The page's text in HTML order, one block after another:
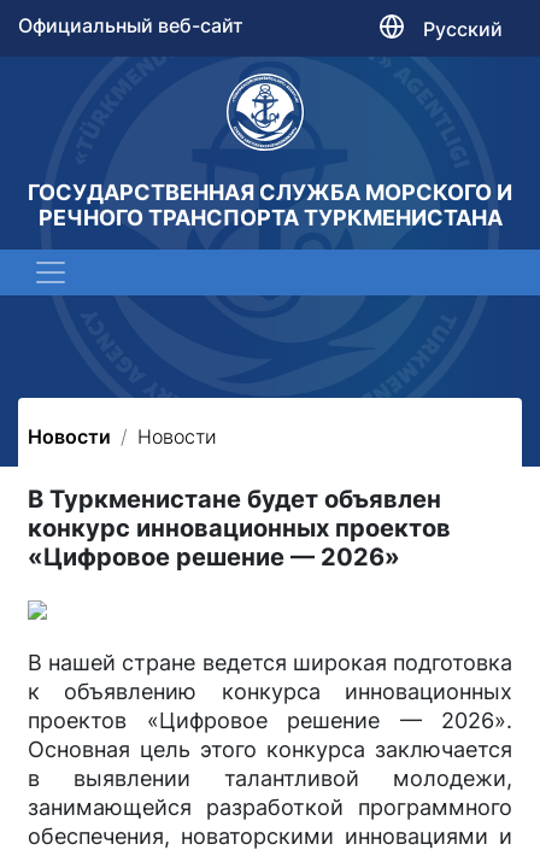
Официальный веб-сайт Русский
ГОСУДАРСТВЕННАЯ СЛУЖБА МОРСКОГО И
РЕЧНОГО ТРАНСПОРТА ТУРКМЕНИСТАНА
Новости Новости
В Туркменистане будет объявлен
конкурс инновационных проектов
«Цифровое решение — 2026»
В нашей стране ведется широкая подготовка
к объявлению конкурса инновационных
проектов «Цифровое решение — 2026».
Основная цель этого конкурса заключается
в выявлении талантливой молодежи,
занимающейся разработкой программного
обеспечения, новаторскими инновациями и